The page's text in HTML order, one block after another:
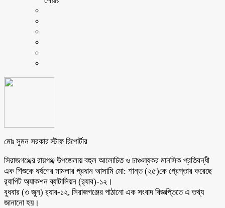
মোঃ সুমন সরকার স্টাফ রিপোর্টার
সিরাজগঞ্জের রায়গঞ্জ উপজেলায় বহুল আলোচিত ও চাঞ্চল্যকর মানসিক প্রতিবন্ধী
এক শিশুকে ধর্ষণের মামলার প্রধান আসামি মো: শান্ত (২৫)কে গ্রেপ্তার করেছে
র‍্যাপিট অ্যাকশন ব্যাটালিয়ন (র‍্যাব)-১২।
বুধবার (৩ জুন) র‍্যাব-১২, সিরাজগঞ্জের পাঠানো এক সংবাদ বিজ্ঞপ্তিতে এ তথ্য
জানানো হয়।